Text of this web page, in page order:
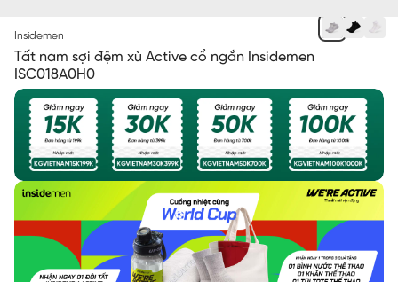
Insidemen
Tất nam sợi đệm xù Active cổ ngắn Insidemen
ISC018A0H0